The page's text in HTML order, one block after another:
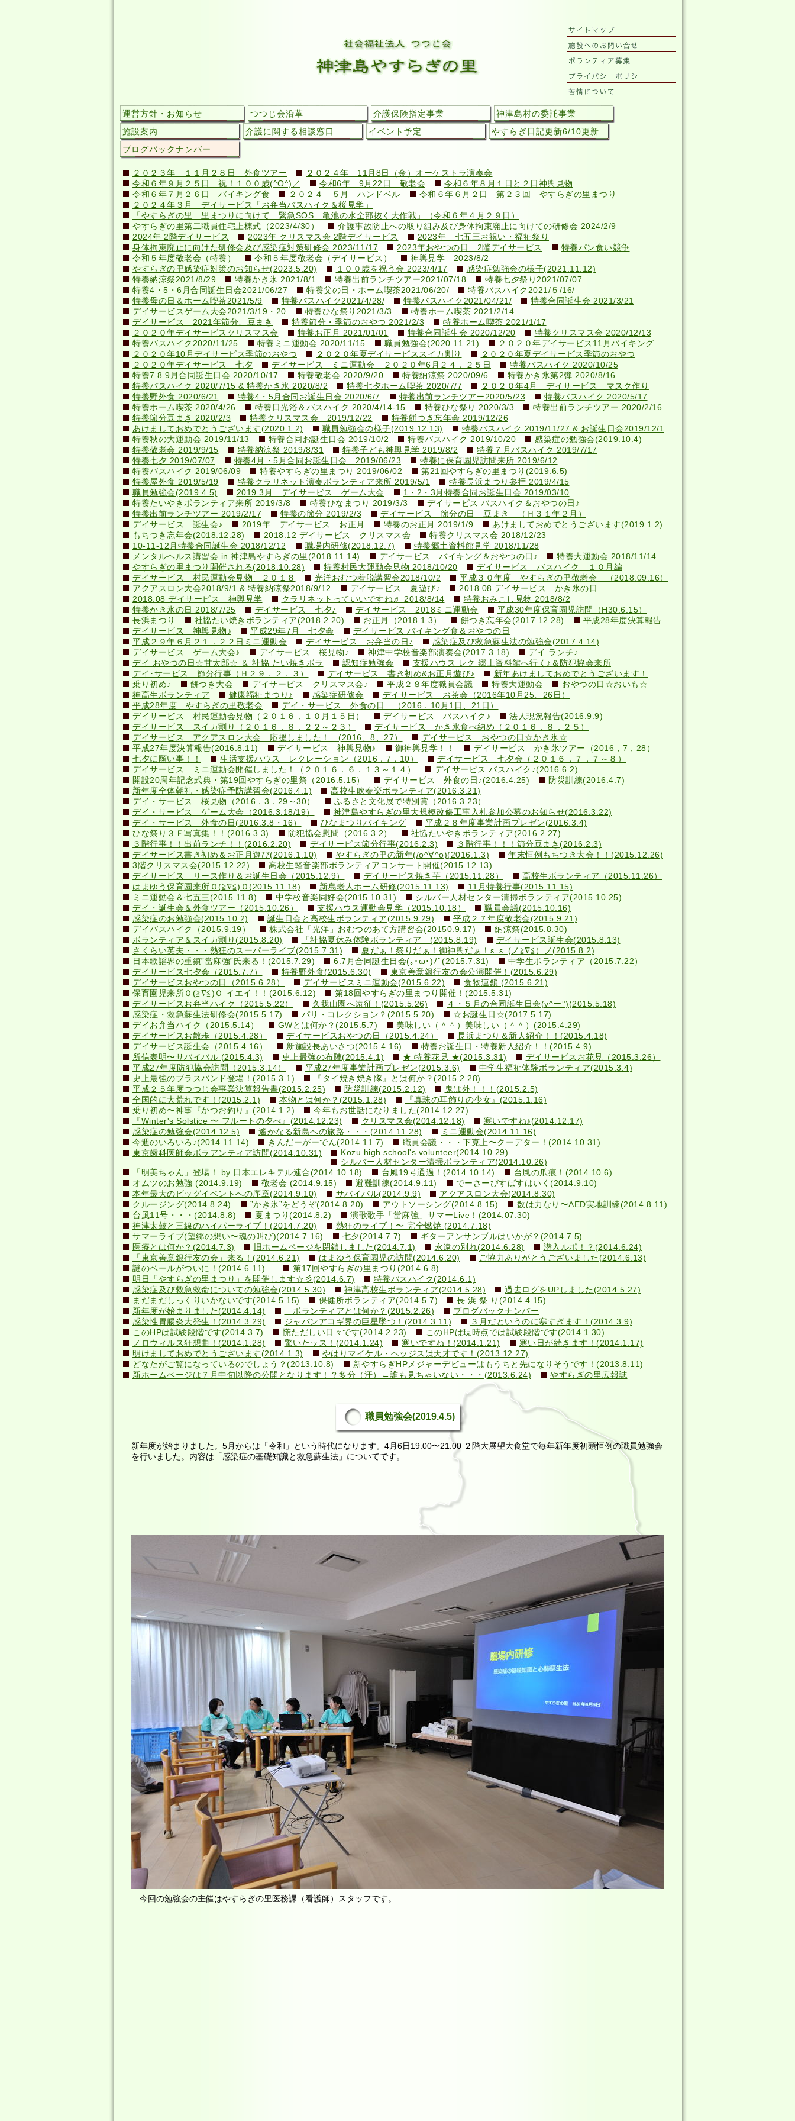
運営方針・お知らせ つつじ会沿革 介護保険指定事業
神津島村の委託事業
施設案内
介護に関する相談窓口 イベント予定
やすらぎ日記更新6/10更新
ブログバックナンバー
２０２３年 １１月２８日 外食ツアー
２０２４年 11月8日（金）オーケストラ演奏会
令和６年９月２５日 祝！１００歳(^O^)／
令和6年 9月22日 敬老会
令和６年８月１日と２日神輿見物
令和６年７月２６日 バイキング食
２０２４ ５月 ハンドベル
令和６年６月２日 第２３回 やすらぎの里まつり
２０２４年３月 デイサービス「お弁当バスハイク＆桜見学」
「やすらぎの里 里まつりに向けて 緊急SOS 亀池の水全部抜く大作戦」（令和６年４月２９日）
やすらぎの里第二職員住宅上棟式（2023/4/30）
介護事故防止への取り組み及び身体拘束廃止に向けての研修会 2024/2/9
2024年 2階デイサービス
2023年 クリスマス会 2階デイサービス
2023年 七五三お祝い・福祉祭り
身体拘束廃止に向けた研修会及び感染症対策研修会 2023/11/17
2023年おやつの日 2階デイサービス
特養パン食い競争
令和５年度敬老会（特養）
令和５年度敬老会（デイサービス）
神輿見学 2023/8/2
やすらぎの里感染症対策のお知らせ(2023.5.20)
１００歳を祝う会 2023/4/17
感染症勉強会の様子(2021.11.12)
特養納涼祭2021/8/29
特養かき氷 2021/8/1 特養出前ランチツアー2021/07/18
特養七夕祭り2021/07/07
特養4・5・6月合同誕生日会2021/06/27
特養父の日・ホーム喫茶2021/06/20/
特養バスハイク2021/５/16/
特養母の日＆ホーム喫茶2021/5/9
特養バスハイク2021/4/28/ 特養バスハイク2021/04/21/
特養合同誕生会 2021/3/21
デイサービスゲーム大会2021/3/19・20
特養ひな祭り2021/3/3
特養ホーム喫茶 2021/2/14
デイサービス 2021年節分、豆まき
特養節分・季節のおやつ 2021/2/3
特養ホーム喫茶 2021/1/17
２０２０年デイサービスクリスマス会
特養お正月 2021/01/01 特養合同誕生会 2020/12/20
特養クリスマス会 2020/12/13
特養バスハイク2020/11/25
特養ミニ運動会 2020/11/15 職員勉強会(2020.11.21)
２０２０年デイサービス11月バイキング
２０２０年10月デイサービス季節のおやつ
２０２０年夏デイサービススイカ割り
２０２０年夏デイサービス季節のおやつ
２０２０年デイサービス 七夕
デイサービス ミニ運動会 ２０２０年6月２４．２５日
特養バスハイク 2020/10/25
特養7.8.9月合同誕生日会 2020/10/17
特養敬老会 2020/9/20 特養納涼祭 2020/09/6
特養かき氷第2弾 2020/8/16
特養バスハイク 2020/7/15 & 特養かき氷 2020/8/2
特養七夕ホーム喫茶 2020/7/7
２０２０年4月 デイサービス マスク作り
特養野外食 2020/6/21
特養4・5月合同お誕生日会 2020/6/7 特養出前ランチツアー2020/5/23
特養バスハイク 2020/5/17
特養ホーム喫茶 2020/4/26
特養日光浴＆バスハイク 2020/4/14-15 特養ひな祭り 2020/3/3
特養出前ランチツアー 2020/2/16
特養節分豆まき 2020/2/3
特養クリスマス会 2019/12/22
特養餅つき忘年会 2019/12/26
あけましておめでとうございます(2020.1.2)
職員勉強会の様子(2019.12.13)
特養バスハイク 2019/11/27 & お誕生日会2019/12/1
特養秋の大運動会 2019/11/13
特養合同お誕生日会 2019/10/2 特養バスハイク 2019/10/20
感染症の勉強会(2019.10.4)
特養敬老会 2019/9/15
特養納涼祭 2019/8/31 特養子ども神輿見学 2019/8/2
特養７月バスハイク 2019/7/17
特養七夕 2019/07/07
特養4月・5月合同お誕生日会 2019/06/23
特養に保育園児訪問来所 2019/6/12
特養バスハイク 2019/06/09
特養やすらぎの里まつり 2019/06/02
第21回やすらぎの里まつり(2019.6.5)
特養屋外食 2019/5/19
特養クラリネット演奏ボランティア来所 2019/5/1
特養長浜まつり参拝 2019/4/15
職員勉強会(2019.4.5)
2019.3月 デイサービス ゲーム大会
1・2・3月特養合同お誕生日会 2019/03/10
特養たいやきボランティア来所 2019/3/8
特養ひなまつり 2019/3/3
デイサービス バスハイク＆おやつの日♪
特養出前ランチツアー 2019/2/17
特養の節分 2019/2/3
デイサービス 節分の日 豆まき （Ｈ３１年２月）
デイサービス 誕生会♪
2019年 デイサービス お正月 特養のお正月 2019/1/9
あけましておめでとうございます(2019.1.2)
もちつき忘年会(2018.12.28)
2018.12 デイサービス クリスマス会
特養クリスマス会 2018/12/23
10-11-12月特養合同誕生会 2018/12/12
職場内研修(2018.12.7)
特養郷土資料館見学 2018/11/28
メンタルヘルス講習会 in 神津島やすらぎの里(2018.11.14)
デイサービス バイキング＆おやつの日♪
特養大運動会 2018/11/14
やすらぎの里まつり開催される(2018.10.28)
特養村民大運動会見物 2018/10/20
デイサービス バスハイク １０月編
デイサービス 村民運動会見物 ２０１８
光洋おむつ着脱講習会2018/10/2
平成３０年度 やすらぎの里敬老会 （2018.09.16）
アクアスロン大会2018/9/1 & 特養納涼祭2018/9/12
デイサービス 夏遊び♪
2018.08 デイサービス かき氷の日
2018.08 デイサービス 神輿見学
クラリネットっていいですね♬ 2018/8/14
特養おみこし見物 2018/8/2
特養かき氷の日 2018/7/25
デイサービス 七夕♪ デイサービス 2018ミニ運動会
平成30年度保育園児訪問（H30.6.15）
長浜まつり
社協たい焼きボランティア(2018.2.20) お正月（2018.1.3） 餅つき忘年会(2017.12.28)
平成28年度決算報告
デイサービス 神輿見物♪
平成29年7月 七夕会
デイサービス バイキング食＆おやつの日
平成２９年６月２１．２２日ミニ運動会
デイサービス お弁当の日♪
感染症及び救急蘇生法の勉強会(2017.4.14)
デイサービス ゲーム大会♪
デイサービス 桜見物♪ 神津中学校音楽部演奏会(2017.3.18)
デイ ランチ♪
デイ おやつの日☆甘太郎☆ ＆ 社協 たい焼きボラ
認知症勉強会
支援ハウス レク 郷土資料館へ行く♪＆防犯協会来所
デイ･サービス 節分行事（Ｈ２９．２．３）
デイサービス 書き初め&お正月遊び♪
新年あけましておめでとうございます！
乗り初め♪
餅つき大会 デイサービス クリスマス会♪ 平成２８年度職員会議 特養大運動会
おやつの日☆おいも☆
神高生ボランティア
健康福祉まつり♪ 感染症研修会
デイサービス お茶会（2016年10月25、26日）
平成28年度 やすらぎの里敬老会
デイ・サービス 外食の日 （2016．10月1日、21日）
デイサービス 村民運動会見物（２０１６，１０月１５日）
デイサービス バスハイク♪
法人現況報告(2016.9.9)
デイサービス スイカ割り（２０１６．８．２２～２３）
デイサービス かき氷食べ納め（２０１６．８．２５）
デイサービス アクアスロン大会 応援しました！ (2016、8、27）
デイサービス おやつの日☆かき氷☆
平成27年度決算報告(2016.8.11)
デイサービス 神輿見物♪ 御神輿見学！！
デイサービス かき氷ツアー（2016，7，28）
七夕に願い事！！
生活支援ハウス レクレーション（2016．7．10）
デイサービス 七夕会（２０１６．７．７～８）
デイサービス ミニ運動会開催しました！（２０１６．６．１３～１４）
デイサービス バスハイク♪(2016.6.2)
開設20周年記念式典・第19回やすらぎの里祭（2016.5.15）
デイサービス 外食の日♪(2016.4.25)
防災訓練(2016.4.7)
新年度全体朝礼・感染症予防講習会(2016.4.1)
高校生吹奏楽ボランティア(2016.3.21)
デイ・サービス 桜見物（2016．3．29～30）
ふるさと文化展で特別賞（2016.3.23）
デイ・サービス ゲーム大会（2016.3.18/19）
神津島やすらぎの里大規模改修工事入札参加公募のお知らせ(2016.3.22)
デイ・サービス 外食の日(2016.3.8・16）
ひなまつりバイキング
平成２８年度事業計画プレゼン(2016.3.4)
ひな祭り３Ｆ写真集！！(2016.3.3)
防犯協会慰問（2016.3.2）
社協たいやきボランティア(2016.2.27)
３階行事！！出前ランチ！！(2016.2.20)
デイサービス節分行事(2016.2.3)
３階行事！！！節分豆まき(2016.2.3)
デイサービス書き初め＆お正月遊び(2016.1.10)
やすらぎの里の新年(/o^∀^o)(2016.1.3)
年末恒例もちつき大会！！(2015.12.26)
3階クリスマス会(2015.12.22)
高校生軽音楽部ボランティアコンサート開催(2015.12.13)
デイサービス リース作り＆お誕生日会（2015.12.9）
デイサービス焼き芋（2015.11.28）
高校生ボランティア（2015.11.26）
はまゆう保育園来所Ｏ(≧∇≦)Ｏ(2015.11.18)
新島老人ホーム研修(2015.11.13)
11月特養行事(2015.11.15)
ミニ運動会＆七五三(2015.11.8)
中学校音楽同好会(2015.10.31)
シルバー人材センター清掃ボランティア(2015.10.25)
デイ・誕生会＆外食ツアー（2015.10.26）
支援ハウス運動会見学（2015.10.18）
職員会議(2015.10.16)
感染症のお勉強会(2015.10.2)
誕生日会と高校生ボランティア(2015.9.29)
平成２７年度敬老会(2015.9.21)
デイバスハイク（2015.9.19）
株式会社「光洋」おむつのあて方講習会(20150.9.17)
納涼祭(2015.8.30)
ボランティア＆スイカ割り(2015.8.20)
「社協夏休み体験ボランティア」(2015.8.19)
デイサービス誕生会(2015.8.13)
さくらい英夫・・・熱狂のスーパーライブ(2015.7.31)
夏だぁ！祭りだぁ！御神輿だぁ！ε=ε=(ノ≧∇≦）ノ(2015.8.2)
日本歌謡界の重鎮”當麻強”氏来る！(2015.7.29)
6.7月合同誕生日会(｡･ω･)ﾉﾞ(2015.7.31)
中学生ボランティア（2015.7.22）
デイサービス七夕会（2015.7.7）
特養野外食(2015.6.30)
東京善意銀行友の会公演開催！(2015.6.29)
デイサービスおやつの日（2015.6.28）
デイサービスミニ運動会(2015.6.22)
食物連鎖 (2015.6.21)
保育園児来所Ｏ(≧∇≦)Ｏ イエイ！！(2015.6.12)
第18回やすらぎの里まつり開催！(2015.5.31)
デイサービスお弁当ハイク（2015.5.22）
久我山園へ遠征！(2015.5.26)
４・５月の合同誕生日会(v^ー°)(2015.5.18)
感染症・救急蘇生法研修会(2015.5.17)
パリ・コレクション？(2015.5.20)
☆お誕生日☆(2017.5.17)
デイお弁当ハイク（2015.5.14）
GWとは何か？(2015.5.7)
美味しい（＾＾）美味しい（＾＾）(2015.4.29)
デイサービスお散歩（2015.4.28）
デイサービスおやつの日（2015.4.24）
長浜まつり＆新人紹介！！(2015.4.18)
デイサービス誕生会（2015.4.16）
新施設長あいさつ(2015.4.16)
特養お誕生日・特養新人紹介！！(2015.4.9)
所信表明〜サバイバル (2015.4.3)
史上最強の布陣(2015.4.1) ★ 特養花見 ★(2015.3.31)
デイサービスお花見（2015.3.26）
平成27年度防犯協会訪問（2015.3.14）
平成27年度事業計画プレゼン(2015.3.6)
中学生福祉体験ボランティア(2015.3.4)
史上最強のブラスバンド登場！(2015.3.1)
『タイ焼き焼き隊』とは何か？(2015.2.28)
平成２５年度つつじ会事業決算報告書(2015.2.25)
防災訓練(2015.2.12)
鬼は外！！！(2015.2.5)
全国的に大荒れです！(2015.2.1)
本物とは何か？(2015.1.28)
『真珠の耳飾りの少女』(2015.1.16)
乗り初め〜神事『かつお釣り』(2014.1.2)
今年もお世話になりました(2014.12.27)
『Winter's Solstice 〜 フルートの夕べ』(2014.12.23)
クリスマス会(2014.12.18)
寒いですね♪(2014.12.17)
感染症の勉強会(2014.12.5)
遙かなる新島への旅路・・・(2014.11.28)
ミニ運動会(2014.11.16)
今週のいろいろ♪(2014.11.14)
きんだーがーでん(2014.11.7)
職員会議・・・下克上〜クーデター！(2014.10.31)
東京歯科医師会ボラアンティア訪問(2014.10.31)
Kozu high school's volunteer(2014.10.29)
シルバー人材センター清掃ボランティア(2014.10.26)
「明美ちゃん」登場！ by 日本エレキテル連合(2014.10.18)
台風19号通過！(2014.10.14)
台風の爪痕！(2014.10.6)
オムツのお勉強 (2014.9.19)
敬老会 (2014.9.15) 避難訓練(2014.9.11)
でーさーびすばすはいく(2014.9.10)
本年最大のビッグイベントへの序章(2014.9.10)
サバイバル(2014.9.9)
アクアスロン大会(2014.8.30)
クルージング(2014.8.24)
”かき氷”をどうぞ(2014.8.20) アウトソーシング(2014.8.15)
数は力なり〜AED実地訓練(2014.8.11)
台風11号・・・(2014.8.8)
夏まつり(2014.8.2)
演歌歌手「當麻強」サマーLive！(2014.07.30)
神津太鼓と三線のハイパーライブ！(2014.7.20)
熱狂のライブ！〜 完全燃焼 (2014.7.18)
サマーライブ(望郷の想い〜魂の叫び)(2014.7.16)
七夕(2014.7.7)
ギターアンサンブルはいかが？(2014.7.5)
医療とは何か？(2014.7.3)
旧ホームページを閉鎖しました(2014.7.1) 永遠の別れ(2014.6.28)
潜入ルポ！？(2014.6.24)
「東京善意銀行友の会」来る！(2014.6.21)
はまゆう保育園児の訪問(2014.6.20)
ご協力ありがとうございました(2014.6.13)
謎のベールがついに！(2014.6.11)
第17回やすらぎの里まつり(2014.6.8)
明日「やすらぎの里まつり」を開催します☆彡(2014.6.7)
特養バスハイク(2014.6.1)
感染症及び救急救命についての勉強会(2014.5.30)
神津高校生ボランティア(2014.5.28)
過去ログをUPしました(2014.5.27)
まだまだしっくりいかないです(2014.5.15)
保健所ボランティア(2014.5.7)
長 浜 祭 り(2014.4.15)
新年度が始まりました(2014.4.14)
ボランティアとは何か？(2015.2.26)
ブログバックナンバー
感染性胃腸炎大発生！(2014.3.29)
ジャパンアコギ界の巨星墜つ！(2014.3.11)
３月だというのに寒すぎます！(2014.3.9)
このHPは試験段階です(2014.3.7)
慌ただしい日々です(2014.2.23)
このHPは現時点では試験段階です(2014.1.30)
ノロウィルス狂想曲！(2014.1.28)
驚いたッス！(2014.1.24) 寒いですね！(2014.1.21)
寒い日が続きます！(2014.1.17)
明けましておめでとうございます(2014.1.3)
やはりマイケル・ヘッジスは天才です！(2013.12.27)
どなたがご覧になっているのでしょう？(2013.10.8)
新やすらぎHPメジャーデビューはもうちと先になりそうです！(2013.8.11)
新ホームページは７月中旬以降の公開となります！？多分（汗）←誰も見ちゃいない・・・(2013.6.24)
やすらぎの里広報誌
職員勉強会(2019.4.5)
新年度が始まりました。5月からは「令和」という時代になります。4月6日19:00〜21:00 ２階大展望大食堂で毎年新年度初頭恒例の職員勉強会
を行いました。内容は「感染症の基礎知識と救急蘇生法」についてです。
今回の勉強会の主催はやすらぎの里医務課（看護師）スタッフです。